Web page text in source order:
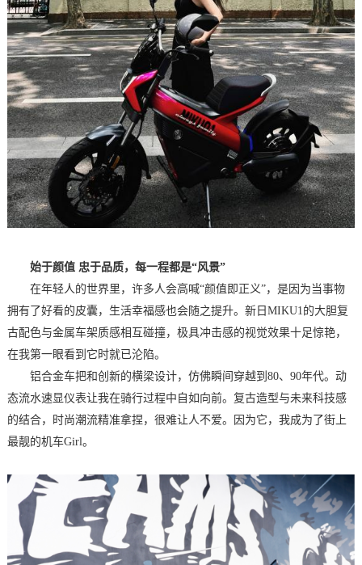
始于颜值 忠于品质，每一程都是“风景”
在年轻人的世界里，许多人会高喊“颜值即正义”，是因为当事物
拥有了好看的皮囊，生活幸福感也会随之提升。新日MIKU1的大胆复
古配色与金属车架质感相互碰撞，极具冲击感的视觉效果十足惊艳，
在我第一眼看到它时就已沦陷。
铝合金车把和创新的横梁设计，仿佛瞬间穿越到80、90年代。动
态流水速显仪表让我在骑行过程中自如向前。复古造型与未来科技感
的结合，时尚潮流精准拿捏，很难让人不爱。因为它，我成为了街上
最靓的机车Girl。